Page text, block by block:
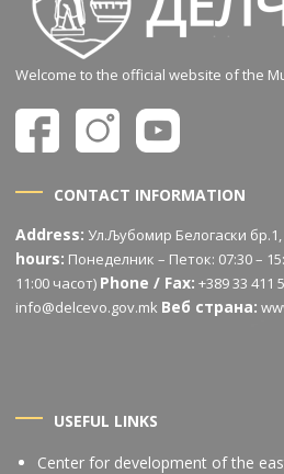
Welcome to the official website of the
CONTACT INFORMATION
Address: Ул.Љубомир Белогаски
hours: Понеделник – Петок: 07:30 –
11:00 часот) Phone / Fax: +389 33 411
info@delcevo.gov.mk Веб страна:
USEFUL LINKS
Center for development of the